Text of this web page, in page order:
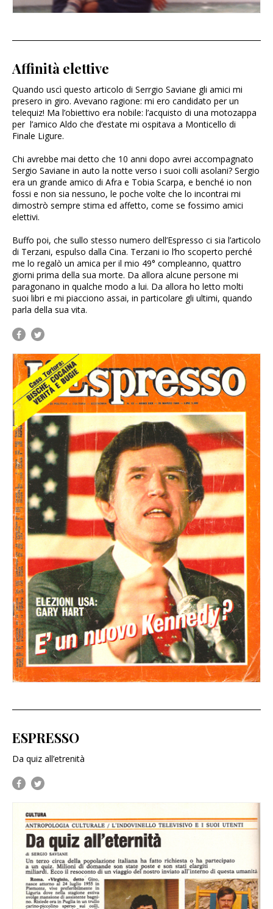
Affinità elettive
Quando uscì questo articolo di Serrgio Saviane gli amici mi
presero in giro. Avevano ragione: mi ero candidato per un
telequiz! Ma l’obiettivo era nobile: l’acquisto di una motozappa
per l’amico Aldo che d’estate mi ospitava a Monticello di
Finale Ligure.
Chi avrebbe mai detto che 10 anni dopo avrei accompagnato
Sergio Saviane in auto la notte verso i suoi colli asolani? Sergio
era un grande amico di Afra e Tobia Scarpa, e benché io non
fossi e non sia nessuno, le poche volte che lo incontrai mi
dimostrò sempre stima ed affetto, come se fossimo amici
elettivi.
Buffo poi, che sullo stesso numero dell’Espresso ci sia l’articolo
di Terzani, espulso dalla Cina. Terzani io l’ho scoperto perché
me lo regalò un amica per il mio 49° compleanno, quattro
giorni prima della sua morte. Da allora alcune persone mi
paragonano in qualche modo a lui. Da allora ho letto molti
suoi libri e mi piacciono assai, in particolare gli ultimi, quando
parla della sua vita.
ESPRESSO
Da quiz all’etrenità